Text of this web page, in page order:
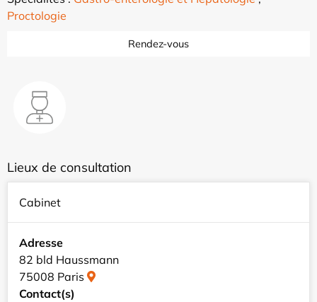
Proctologie
Rendez-vous
Lieux de consultation
Cabinet
Adresse
82 bld Haussmann
75008 Paris
Contact(s)